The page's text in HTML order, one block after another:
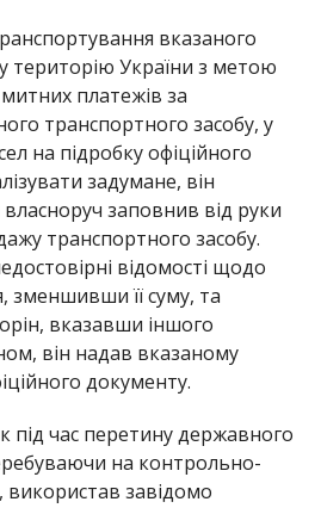
вказаного
територію України з метою
платежів за
транспортного засобу, у
на підробку офіційного
задумане, він
заповнив від руки
транспортного засобу.
відомості щодо
зменшивши її суму, та
вказавши іншого
він надав вказаному
документу.
під час перетину державного
на контрольно-
використав завідомо